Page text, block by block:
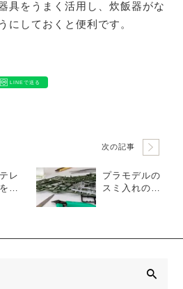
具をうまく活用し、炊飯器がな
にしておくと便利です。
LINEで送る
レ
や
次の記事
プラモデルの
スミ入れの方
解説